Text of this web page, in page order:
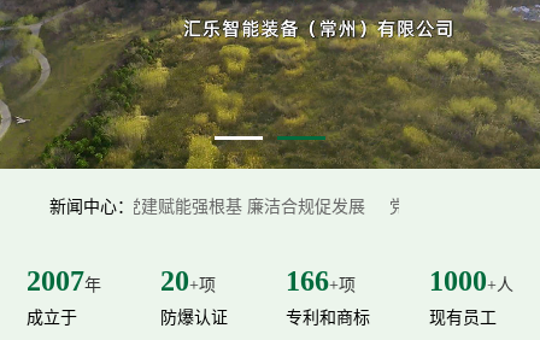
合作伙伴
荣誉资质
激光行业
光伏行业
增材制造
防爆工业除尘器
非防爆工业集尘器
工业吸尘器
中央除尘系统
增材制造设备
服务支持
防火防爆
粉尘防爆检测
售后服务支持
公司资讯
联系汇乐
1 2
新闻中心：
规促发展 党建赋能强根基 廉洁合规促发展 党建赋能强根基 廉洁
2007年
成立于
20+项
防爆认证
166+项
专利和商标
1000+人
现有员工